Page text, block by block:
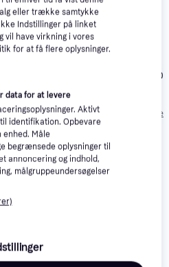
Marine
kr.
JVC CS-J620X
Eller 3
Z65CX er 379 kr.
1 butik.
eller trække samtykke
Indstillinger på linket
vil have virkning i vores
for at få flere oplysninger.
data for at levere
Aktivt
identifikation. Opbevare
enhed. Måle
begrænsede oplysninger til
annoncering og indhold,
målgruppeundersøgelser